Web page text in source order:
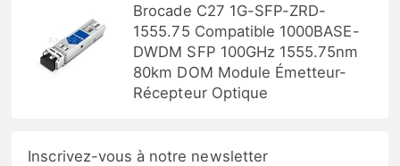
Brocade C27 1G-SFP-ZRD-
1555.75 Compatible 1000BASE-
DWDM SFP 100GHz 1555.75nm
80km DOM Module Émetteur-
Récepteur Optique
Inscrivez-vous à notre newsletter